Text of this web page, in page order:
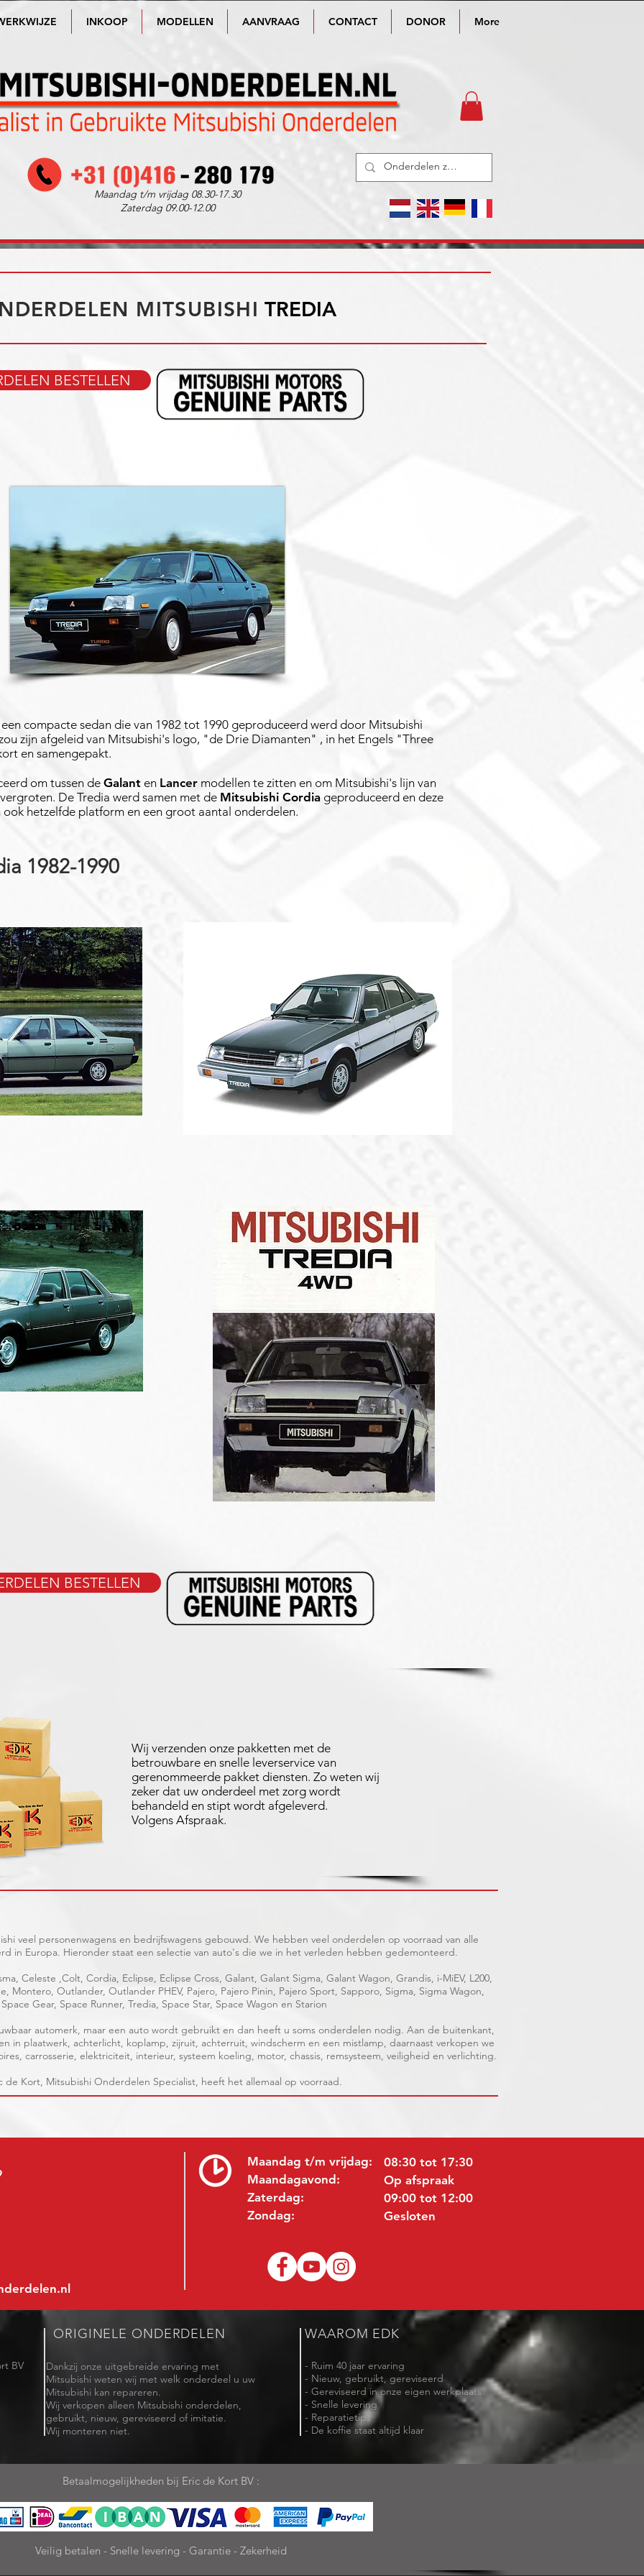
INKOOP MODELLEN AANVRAAG CONTACT DONOR More
Maandag t/m vrijdag 08.30-17.30
Zaterdag 09.00-12.00
MITSUBISHI TREDIA
BESTELLEN
compacte sedan die van 1982 tot 1990 geproduceerd werd door Mitsubishi
zijn afgeleid van Mitsubishi's logo, "de Drie Diamanten" , in het Engels "Three
en samengepakt.
om tussen de Galant en Lancer modellen te zitten en om Mitsubishi's lijn van
De Tredia werd samen met de Mitsubishi Cordia geproduceerd en deze
hetzelfde platform en een groot aantal onderdelen.
1982-1990
BESTELLEN
Wij verzenden onze pakketten met de
betrouwbare en snelle leverservice van
gerenommeerde pakket diensten. Zo weten wij
zeker dat uw onderdeel met zorg wordt
behandeld en stipt wordt afgeleverd.
Volgens Afspraak.
veel personenwagens en bedrijfswagens gebouwd. We hebben veel onderdelen op voorraad van alle
in Europa. Hieronder staat een selectie van auto's die we in het verleden hebben gedemonteerd.
Celeste ,Colt, Cordia, Eclipse, Eclipse Cross, Galant, Galant Sigma, Galant Wagon, Grandis, i-MiEV, L200,
Montero, Outlander, Outlander PHEV, Pajero, Pajero Pinin, Pajero Sport, Sapporo, Sigma, Sigma Wagon,
Space Gear, Space Runner, Tredia, Space Star, Space Wagon en Starion
automerk, maar een auto wordt gebruikt en dan heeft u soms onderdelen nodig. Aan de buitenkant,
in plaatwerk, achterlicht, koplamp, zijruit, achterruit, windscherm en een mistlamp, daarnaast verkopen we
carrosserie, elektriciteit, interieur, systeem koeling, motor, chassis, remsysteem, veiligheid en verlichting.
de Kort, Mitsubishi Onderdelen Specialist, heeft het allemaal op voorraad.
Maandag t/m vrijdag:
Maandagavond:
Zaterdag:
Zondag:
08:30 tot 17:30
Op afspraak
09:00 tot 12:00
Gesloten
BV
ORIGINELE ONDERDELEN
Dankzij onze uitgebreide ervaring met
Mitsubishi weten wij met welk onderdeel u uw
Mitsubishi kan repareren.
Wij verkopen alleen Mitsubishi onderdelen,
gebruikt, nieuw, gereviseerd of imitatie.
Wij monteren niet.
WAAROM EDK
- Ruim 40 jaar ervaring
- Nieuw, gebruikt, gereviseerd
- Gereviseerd in onze eigen werkplaats
- Snelle levering
- Reparatietips
- De koffie staat altijd klaar
Betaalmogelijkheden bij Eric de Kort BV :
Veilig betalen - Snelle levering - Garantie - Zekerheid